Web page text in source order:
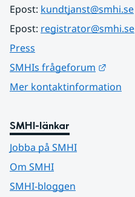
Epost: kundtjanst@smhi.se
Epost: registrator@smhi.se
Press
SMHIs frågeforum
Mer kontaktinformation
SMHI-länkar
Jobba på SMHI
Om SMHI
SMHI-bloggen